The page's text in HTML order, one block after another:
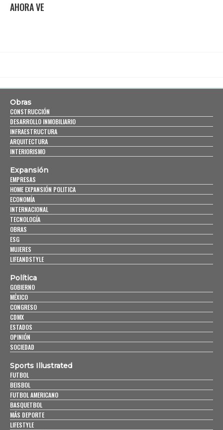
AHORA VE
Obras
CONSTRUCCIÓN
DESARROLLO INMOBILIARIO
INFRAESTRUCTURA
ARQUITECTURA
INTERIORISMO
Expansión
EMPRESAS
HOME EXPANSIÓN POLITICA
ECONOMÍA
INTERNACIONAL
TECNOLOGÍA
OBRAS
ESG
MUJERES
LIFEANDSTYLE
Política
GOBIERNO
MÉXICO
CONGRESO
CDMX
ESTADOS
OPINIÓN
SOCIEDAD
Sports Illustrated
FUTBOL
BEISBOL
FUTBOL AMERICANO
BASQUETBOL
MÁS DEPORTE
LIFESTYLE